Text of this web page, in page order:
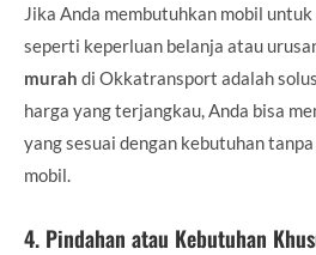
Jika Anda membutuhkan mobil
seperti keperluan belanja atau
murah di Okkatransport adalah
harga yang terjangkau, Anda bisa
yang sesuai dengan kebutuhan
mobil.
4. Pindahan atau Kebutuhan